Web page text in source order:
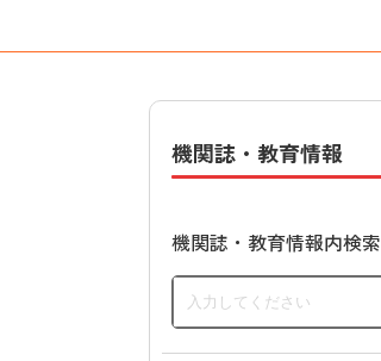
機関誌・教育情報
機関誌・教育情報内検索